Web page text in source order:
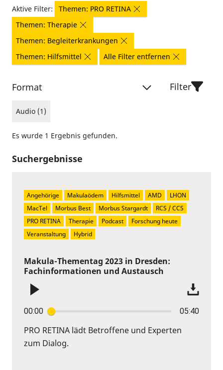
Aktive Filter:
Themen: PRO RETINA
Themen: Therapie
Themen: Begleiterkrankungen
Themen: Hilfsmittel
Alle Filter entfernen
Format
Audio (1)
Filter
Es wurde 1 Ergebnis gefunden.
Suchergebnisse
Makula-Thementag 2023 in Dresden:
Fachinformationen und Austausch
00:00 05:40
PRO RETINA lädt Betroffene und Experten
zum Dialog.
Angehörige Makulaödem Hilfsmittel AMD
LHON
MacTel
Morbus Best Morbus Stargardt
RCS / CCS
PRO RETINA
Therapie Podcast
Forschung heute
Veranstaltung
Hybrid